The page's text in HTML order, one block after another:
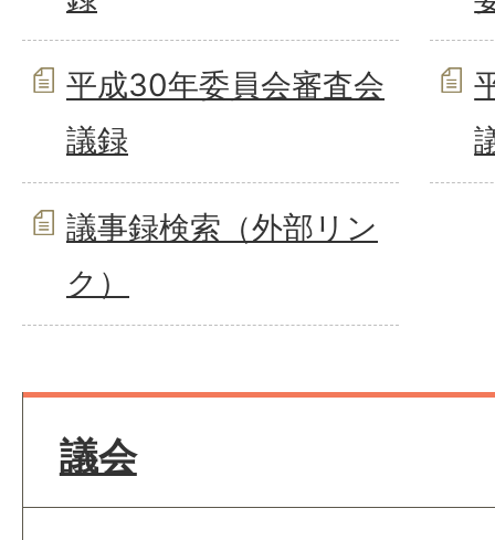
平成30年委員会審査会
議録
議事録検索（外部リン
ク）
議会